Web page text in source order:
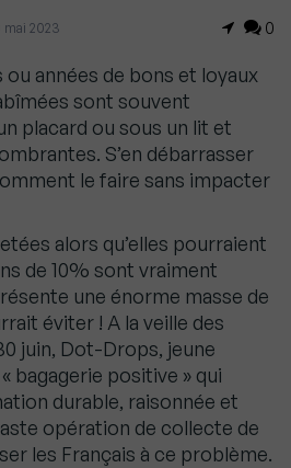
mai 2023 0
années de bons et loyaux
sont souvent
placard ou sous un lit et
S’en débarrasser
le faire sans impacter
alors qu’elles pourraient
de 10% sont vraiment
une énorme masse de
éviter ! A la veille des
juin, Dot-Drops, jeune
bagagerie positive » qui
durable, raisonnée et
opération de collecte de
les Français à ce problème.